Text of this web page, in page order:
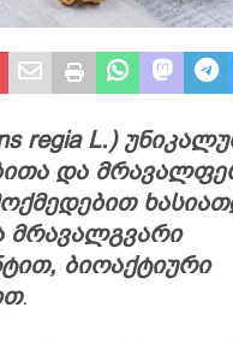
regia L.)
და
მრავალგვარი
ბიოაქტიური
.